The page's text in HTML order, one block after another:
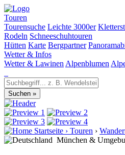
Touren
Tourensuche Leichte 3000er
Rodeln Schneeschuhtouren
Hütten Karte Bergpartner
Wetter & Infos
Wetter & Lawinen Alpenblumen
Startseite › Touren ›
München &